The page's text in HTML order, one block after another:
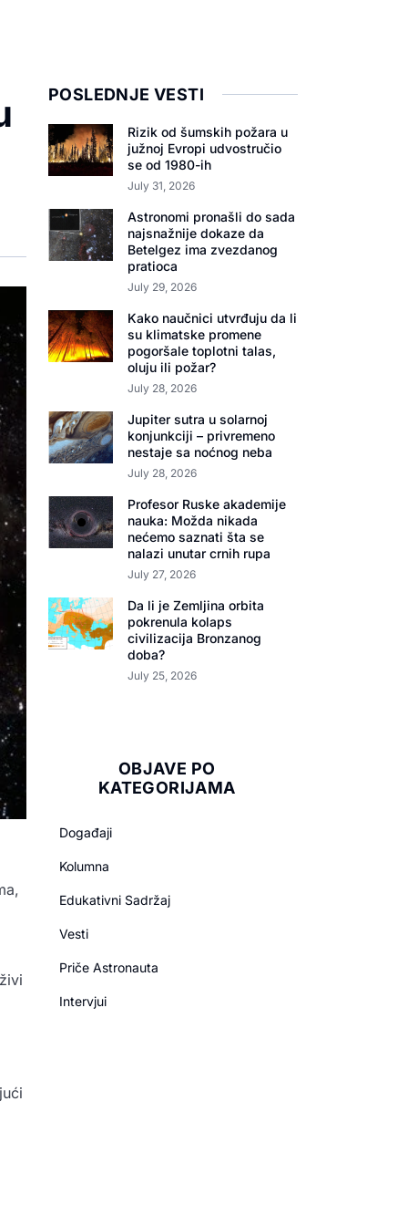
POSLEDNJE VESTI
Rizik od šumskih požara u
južnoj Evropi udvostručio
se od 1980-ih
July 31, 2026
Astronomi pronašli do sada
najsnažnije dokaze da
Betelgez ima zvezdanog
pratioca
July 29, 2026
Kako naučnici utvrđuju da li
su klimatske promene
pogoršale toplotni talas,
oluju ili požar?
July 28, 2026
Jupiter sutra u solarnoj
konjunkciji – privremeno
nestaje sa noćnog neba
July 28, 2026
Profesor Ruske akademije
nauka: Možda nikada
nećemo saznati šta se
nalazi unutar crnih rupa
July 27, 2026
Da li je Zemljina orbita
pokrenula kolaps
civilizacija Bronzanog
doba?
July 25, 2026
OBJAVE PO
KATEGORIJAMA
Događaji
Kolumna
Edukativni Sadržaj
Vesti
Priče Astronauta
Intervjui